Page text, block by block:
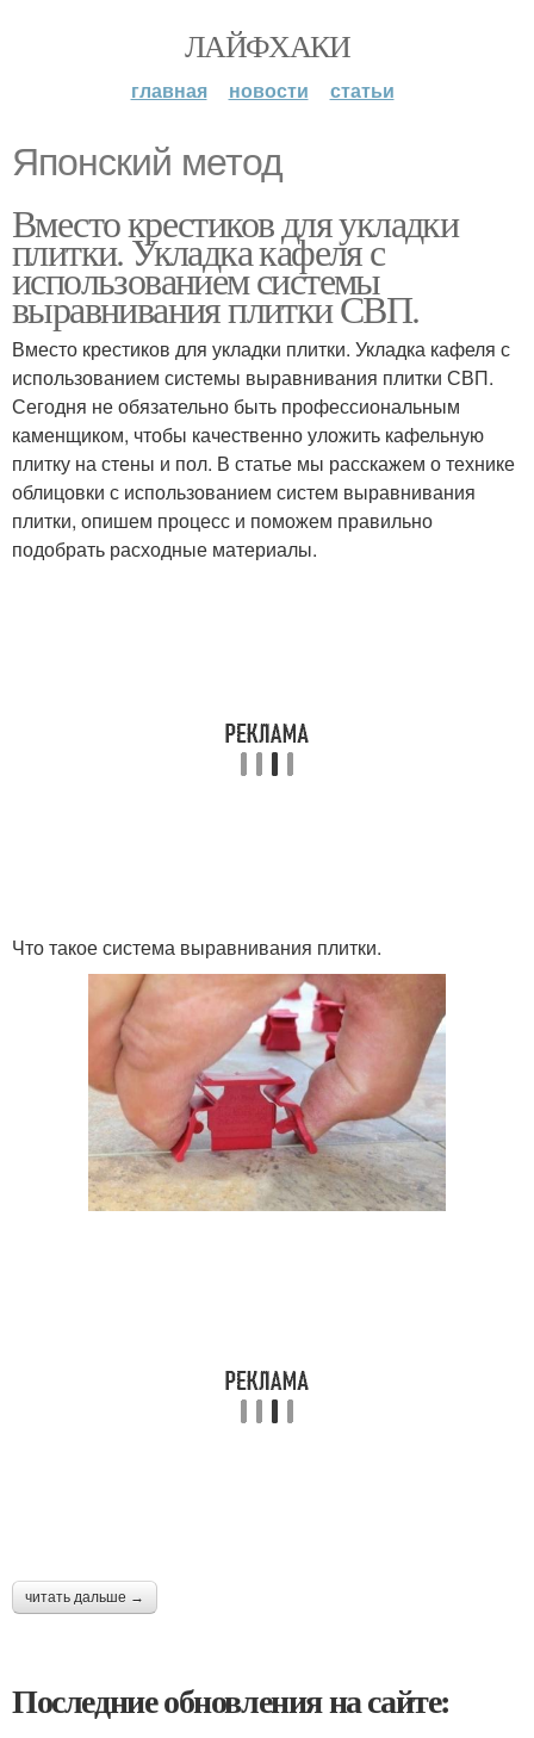
ЛАЙФХАКИ
главная новости статьи
Японский метод
Вместо крестиков для укладки
плитки. Укладка кафеля с
использованием системы
выравнивания плитки СВП.
Вместо крестиков для укладки плитки. Укладка кафеля с
использованием системы выравнивания плитки СВП.
Сегодня не обязательно быть профессиональным
каменщиком, чтобы качественно уложить кафельную
плитку на стены и пол. В статье мы расскажем о технике
облицовки с использованием систем выравнивания
плитки, опишем процесс и поможем правильно
подобрать расходные материалы.
Что такое система выравнивания плитки.
читать дальше →
Последние обновления на сайте: